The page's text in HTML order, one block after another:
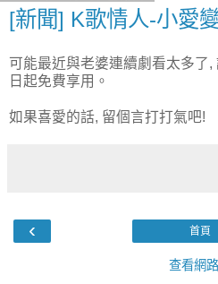
[新聞] K歌情人-小愛
可能最近與老婆連續劇看太多了
日起免費享用。
如果喜愛的話, 留個言打打氣吧!
‹ 首頁
查看網